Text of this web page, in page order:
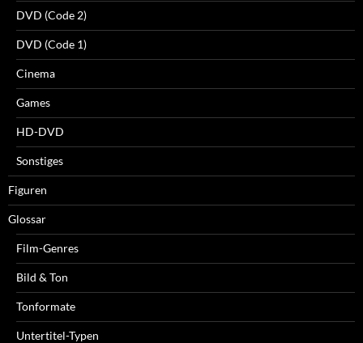
DVD (Code 2)
DVD (Code 1)
Cinema
Games
HD-DVD
Sonstiges
Figuren
Glossar
Film-Genres
Bild & Ton
Tonformate
Untertitel-Typen